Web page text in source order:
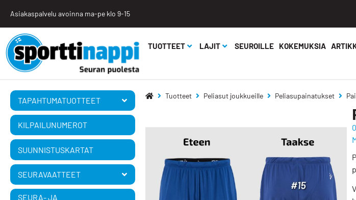
Asiakaspalvelu avoinna ma-pe klo 9-15
TUOTTEET LAJIT SEUROILLE KOKEMUKSIA
TAPAHTUMA­TUOTTEET
KILPAILUNUMEROT
SUUNNISTUSKARTAT
SEURAVAATTEET
SEURA- JA
Tuotteet Peliasut joukkueille Peliasupainatukset